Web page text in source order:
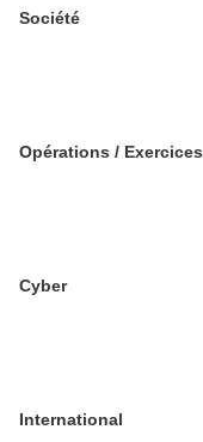
Société
Opérations / Exercices
Cyber
International